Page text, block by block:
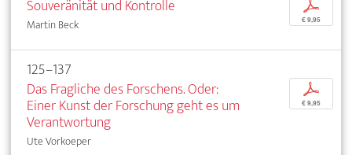
Souveränität und Kontrolle
Martin Beck
p
€ 9,95
125–137
Das Fragliche des Forschens. Oder:
Einer Kunst der Forschung geht es um
Verantwortung
Ute Vorkoeper
p
€ 9,95